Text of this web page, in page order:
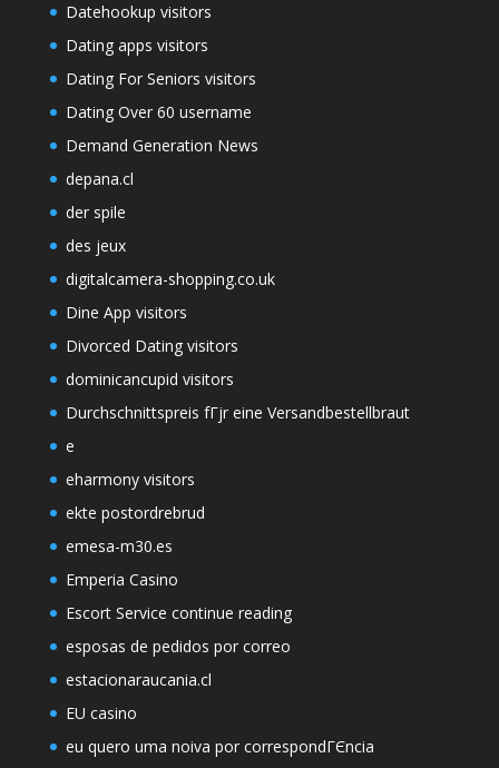
Datehookup visitors
Dating apps visitors
Dating For Seniors visitors
Dating Over 60 username
Demand Generation News
depana.cl
der spile
des jeux
digitalcamera-shopping.co.uk
Dine App visitors
Divorced Dating visitors
dominicancupid visitors
Durchschnittspreis fГјr eine Versandbestellbraut
e
eharmony visitors
ekte postordrebrud
emesa-m30.es
Emperia Casino
Escort Service continue reading
esposas de pedidos por correo
estacionaraucania.cl
EU casino
eu quero uma noiva por correspondГЄncia